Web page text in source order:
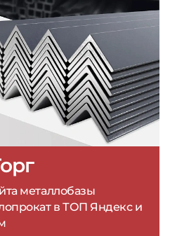
металлобазы
в ТОП Яндекс и